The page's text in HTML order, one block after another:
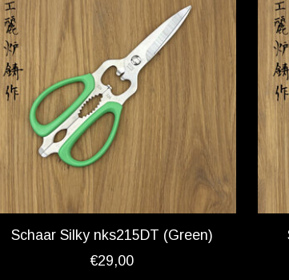
Schaar Silky nks215DT (Green)
€29,00